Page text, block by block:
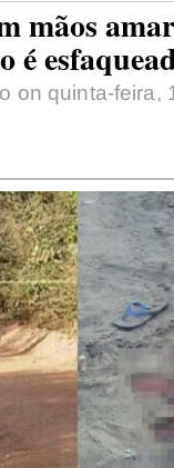
mãos
é
on quinta-feira,